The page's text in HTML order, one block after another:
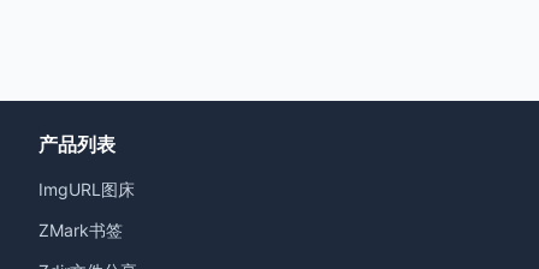
产品列表
ImgURL图床
ZMark书签